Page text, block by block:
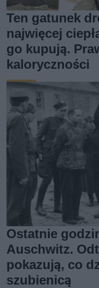
Ten gatunek
najwięcej
go kupują.
kaloryczności
Ostatnie
Auschwitz.
pokazują, co
szubienicą